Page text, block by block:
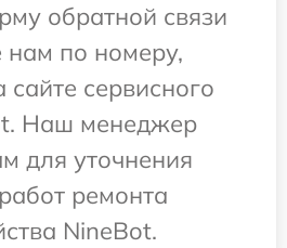
обратной связи
нам по номеру,
сервисного
Наш менеджер
для уточнения
ремонта
NineBot.